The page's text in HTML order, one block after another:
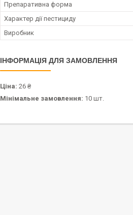
Препаративна форма
Характер дії пестициду
Виробник
ІНФОРМАЦІЯ ДЛЯ ЗАМОВЛЕННЯ
Ціна: 26 ₴
Мінімальне замовлення: 10 шт.